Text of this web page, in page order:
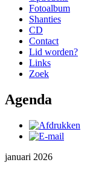
Fotoalbum
Shanties
CD
Contact
Lid worden?
Links
Zoek
Agenda
januari 2026